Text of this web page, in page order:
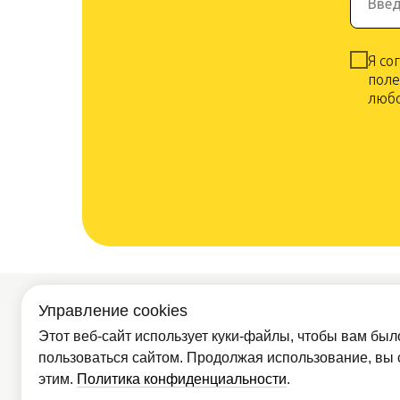
Управление cookies
Этот веб-сайт использует куки-файлы, чтобы вам
пользоваться сайтом. Продолжая использование, вы
этим. Политика конфиденциальности.
Я
Доставка и
оплата
Покупателям